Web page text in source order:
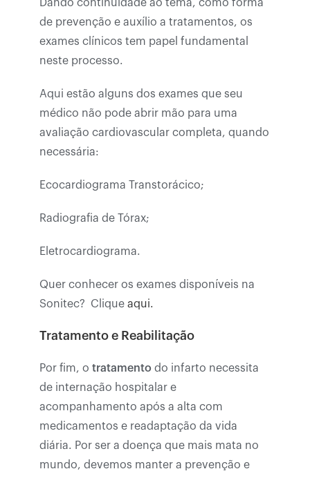
Dando continuidade ao tema, como forma
de prevenção e auxílio a tratamentos, os
exames clínicos tem papel fundamental
neste processo.
Aqui estão alguns dos exames que seu
médico não pode abrir mão para uma
avaliação cardiovascular completa, quando
necessária:
Ecocardiograma Transtorácico;
Radiografia de Tórax;
Eletrocardiograma.
Quer conhecer os exames disponíveis na
Sonitec? Cliqueaqui.
Tratamento e Reabilitação
Por fim, otratamento do infarto necessita
de internação hospitalar e
acompanhamento após a alta com
medicamentos e readaptação da vida
diária. Por ser a doença que mais mata no
mundo, devemos manter a prevenção e